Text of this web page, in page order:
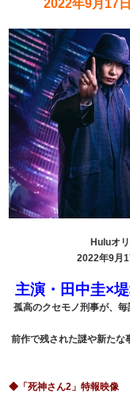
2022年9月17
Huluオ
2022年9月
主演・田中圭×
孤高のクセモノ刑事が、
前作で残された謎や新たな
◆「死神さん2」特報映像